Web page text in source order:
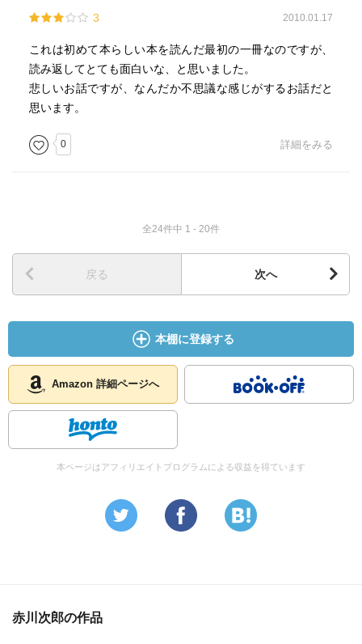
3 2010.01.17
これは初めて本らしい本を読んだ最初の一冊なのですが、
読み返してとても面白いな、と思いました。
悲しいお話ですが、なんだか不思議な感じがするお話だと
思います。
0 詳細をみる
全24件中 1 - 20件
戻る 次へ
本棚に登録する
Amazon 詳細ページへ
本ページはアフィリエイトプログラムによる収益を得ています
赤川次郎の作品